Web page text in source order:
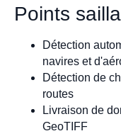
Points
Détection
navires et
Détection de
routes
Livraison de
GeoTIFF